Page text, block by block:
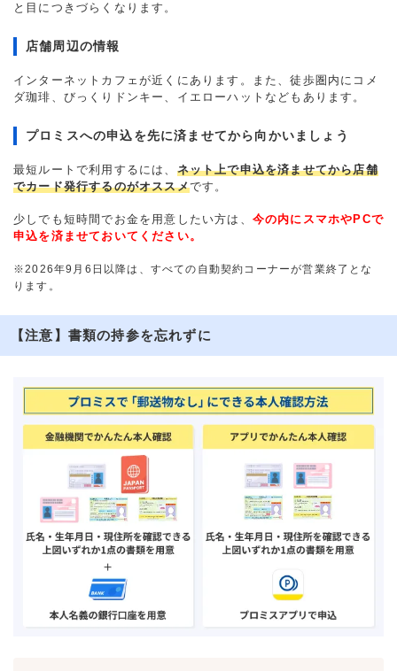
と目につきづらくなります。
店舗周辺の情報
インターネットカフェが近くにあります。また、徒歩圏内にコメ
ダ珈琲、びっくりドンキー、イエローハットなどもあります。
プロミスへの申込を先に済ませてから向かいましょう
最短ルートで利用するには、 ネット上で申込を済ませてから店舗
でカード発行するのがオススメです。
少しでも短時間でお金を用意したい方は、 今の内にスマホやPCで
申込を済ませておいてください。
※2026年9月6日以降は、すべての自動契約コーナーが営業終了とな
ります。
【注意】書類の持参を忘れずに